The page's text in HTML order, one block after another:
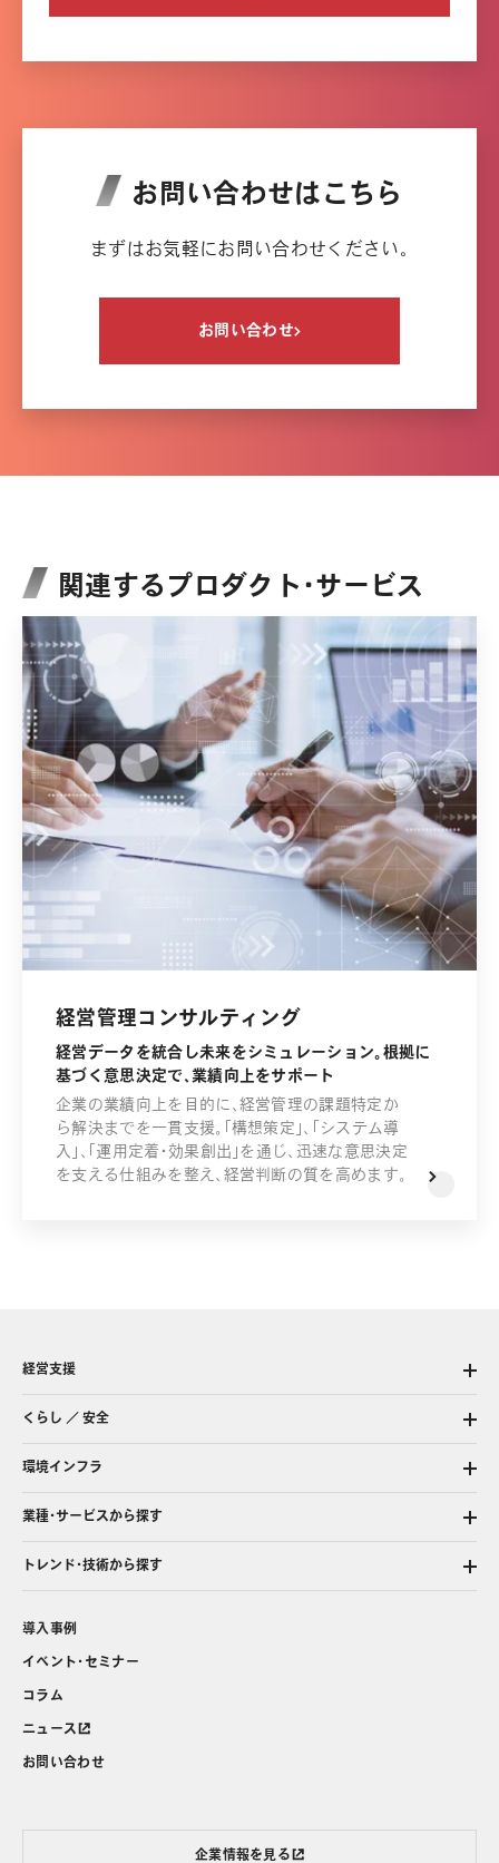
お問い合わせはこちら
まずはお気軽にお問い合わせください。
お問い合わせ
関連するプロダクト・サービス
経営管理コンサルティング
経営データを統合し未来をシミュレーション。根拠に
基づく意思決定で、業績向上をサポート
企業の業績向上を目的に、経営管理の課題特定か
ら解決までを一貫支援。「構想策定」、「システム導
入」、「運用定着・効果創出」を通じ、迅速な意思決定
を支える仕組みを整え、経営判断の質を高めます。
経営支援
くらし ／ 安全
環境インフラ
業種・サービスから探す
トレンド・技術から探す
導入事例
イベント・セミナー
コラム
ニュース
お問い合わせ
企業情報を見る